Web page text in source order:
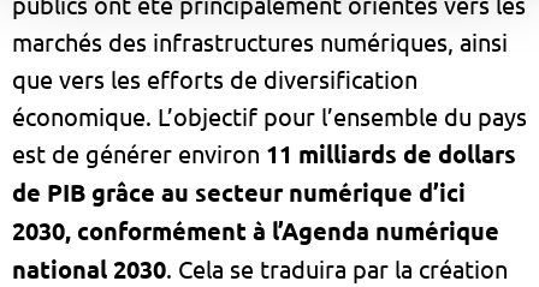
marchés des infrastructures numériques, ainsi
que vers les efforts de diversification
économique. L’objectif pour l’ensemble du pays
est de générer environ 11 milliards de dollars
de PIB grâce au secteur numérique d’ici
2030, conformément à l’Agenda numérique
national 2030. Cela se traduira par la création